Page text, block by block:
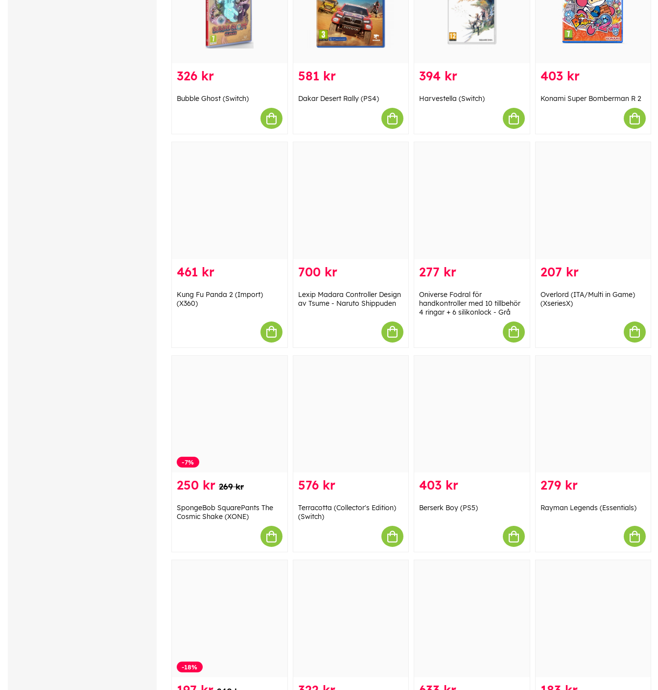
326 kr
Bubble Ghost (Switch)
581 kr
Dakar Desert Rally (PS4)
394 kr
Harvestella (Switch)
403 kr
Konami Super Bomberman R 2
461 kr
Kung Fu Panda 2 (Import)
(X360)
700 kr
Lexip Madara Controller Design
av Tsume - Naruto Shippuden
277 kr
Oniverse Fodral för
handkontroller med 10 tillbehör
4 ringar + 6 silikonlock - Grå
207 kr
Overlord (ITA/Multi in Game)
(XseriesX)
-7%
250 kr 269 kr
SpongeBob SquarePants The
Cosmic Shake (XONE)
576 kr
Terracotta (Collector's Edition)
(Switch)
403 kr
Berserk Boy (PS5)
279 kr
Rayman Legends (Essentials)
-18%